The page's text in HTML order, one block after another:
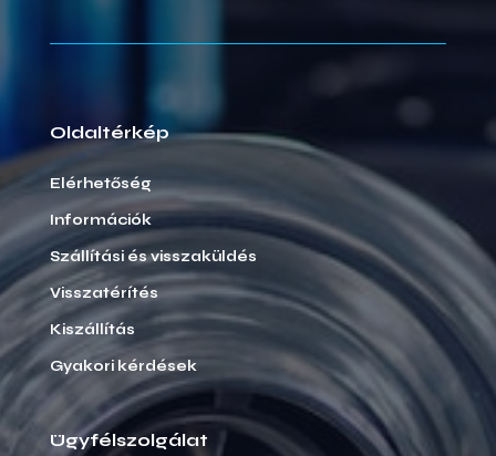
Oldaltérkép
Elérhetőség
Információk
Szállítási és visszaküldés
Visszatérítés
Kiszállítás
Gyakori kérdések
Ügyfélszolgálat